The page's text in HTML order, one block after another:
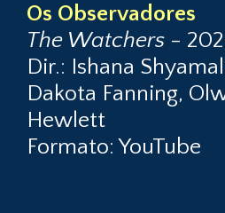
Os Observadores
The Watchers -
Dir.: Ishana
Dakota Fanning,
Hewlett
Formato: YouTube